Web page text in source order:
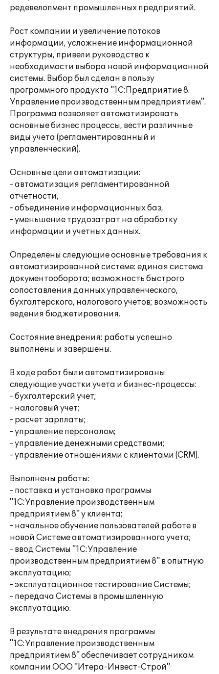
редевелопмент промышленных предприятий.
Рост компании и увеличение потоков
информации, усложнение информационной
структуры, привели руководство к
необходимости выбора новой информационной
системы. Выбор был сделан в пользу
программного продукта "1С:Предприятие 8.
Управление производственным предприятием".
Программа позволяет автоматизировать
основные бизнес процессы, вести различные
виды учета (регламентированный и
управленческий).
Основные цели автоматизации:
- автоматизация регламентированной
отчетности,
- объединение информационных баз,
- уменьшение трудозатрат на обработку
информации и учетных данных.
Определены следующие основные требования к
автоматизированной системе: единая система
документооборота; возможность быстрого
сопоставления данных управленческого,
бухгалтерского, налогового учетов; возможность
ведения бюджетирования.
Состояние внедрения: работы успешно
выполнены и завершены.
В ходе работ были автоматизированы
следующие участки учета и бизнес-процессы:
- бухгалтерский учет;
- налоговый учет;
- расчет зарплаты;
- управление персоналом;
- управление денежными средствами;
- управление отношениями с клиентами (CRM).
Выполнены работы:
- поставка и установка программы
"1С:Управление производственным
предприятием 8" у клиента;
- начальное обучение пользователей работе в
новой Системе автоматизированного учета;
- ввод Системы "1С:Управление
производственным предприятием 8" в опытную
эксплуатацию;
- эксплуатационное тестирование Системы;
- передача Системы в промышленную
эксплуатацию.
В результате внедрения программы
"1С:Управление производственным
предприятием 8" обеспечивает сотрудникам
компании ООО "Итера-Инвест-Строй"